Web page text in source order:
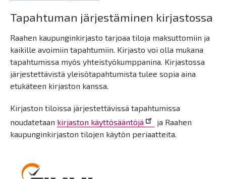
Tapahtuman järjestäminen kirjastossa
Raahen kaupunginkirjasto tarjoaa tiloja maksuttomiin ja
kaikille avoimiin tapahtumiin. Kirjasto voi olla mukana
tapahtumissa myös yhteistyökumppanina. Kirjastossa
järjestettävistä yleisötapahtumista tulee sopia aina
etukäteen kirjaston kanssa.
Kirjaston tiloissa järjestettävissä tapahtumissa
noudatetaan kirjaston käyttösääntöjä
ja Raahen
kaupunginkirjaston tilojen käytön periaatteita.